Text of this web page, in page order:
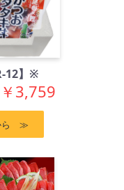
12】※
￥3,759
ら ≫